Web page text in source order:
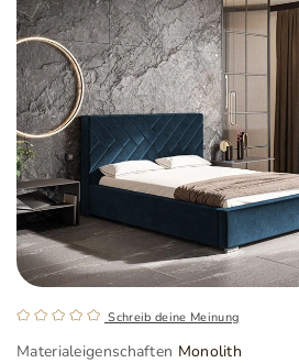
Schreib deine Meinung
Materialeigenschaften Monolith